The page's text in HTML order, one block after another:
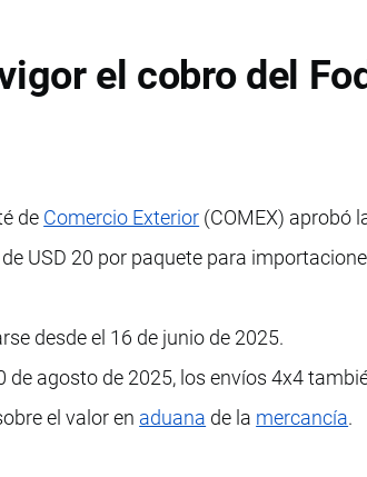
el cobro del
de Comercio Exterior (COMEX) aprobó
USD 20 por paquete para
desde el 16 de junio de 2025.
de agosto de 2025, los envíos 4x4
el valor en aduana de la mercancía.